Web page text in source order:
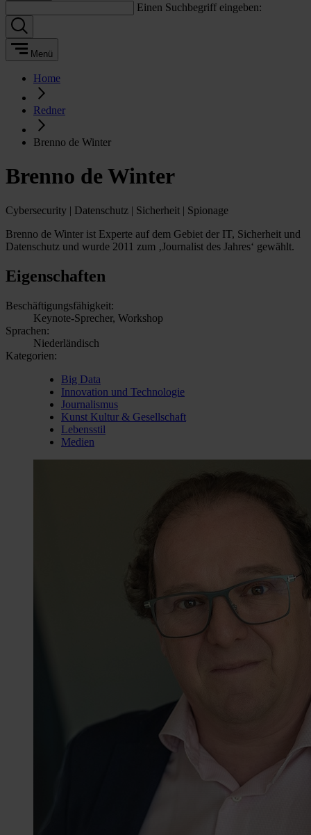
Einen Suchbegriff eingeben:
Menü
Home
Redner
Brenno de Winter
Brenno de Winter
Cybersecurity | Datenschutz | Sicherheit | Spionage
Brenno de Winter ist Experte auf dem Gebiet der IT, Sicherheit und
Datenschutz und wurde 2011 zum ‚Journalist des Jahres‘ gewählt.
Eigenschaften
Beschäftigungsfähigkeit:
Keynote-Sprecher, Workshop
Sprachen:
Niederländisch
Kategorien:
Big Data
Innovation und Technologie
Journalismus
Kunst Kultur & Gesellschaft
Lebensstil
Medien